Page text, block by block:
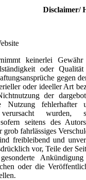
Disclaimer/
keinerlei
oder Qualität
gegen
oder ideeller Art
der
fehlerhafter
wurden,
sofern seitens des
grob fahrlässiges
freibleibend und
vor, Teile der
oder die